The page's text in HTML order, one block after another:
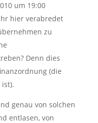
um 19:00
hier verabredet
zu
Denn dies
(die
genau von solchen
entlasen, von